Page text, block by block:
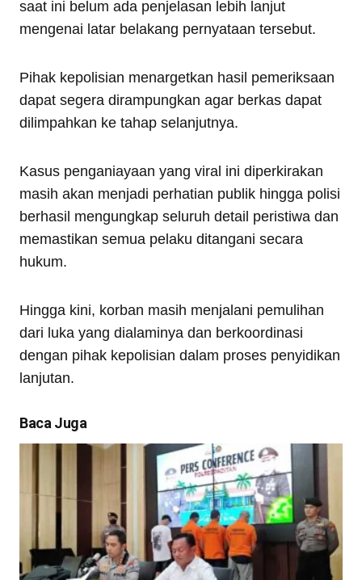
saat ini belum ada penjelasan lebih lanjut
mengenai latar belakang pernyataan tersebut.
Pihak kepolisian menargetkan hasil pemeriksaan
dapat segera dirampungkan agar berkas dapat
dilimpahkan ke tahap selanjutnya.
Kasus penganiayaan yang viral ini diperkirakan
masih akan menjadi perhatian publik hingga polisi
berhasil mengungkap seluruh detail peristiwa dan
memastikan semua pelaku ditangani secara
hukum.
Hingga kini, korban masih menjalani pemulihan
dari luka yang dialaminya dan berkoordinasi
dengan pihak kepolisian dalam proses penyidikan
lanjutan.
Baca Juga